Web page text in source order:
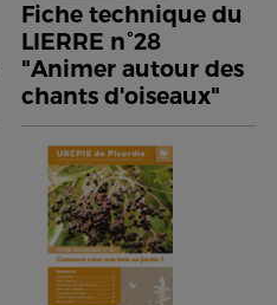
Fiche technique du
LIERRE n°28
"Animer autour des
chants d'oiseaux"